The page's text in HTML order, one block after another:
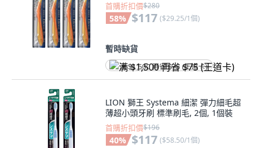
首購折扣價$280
58% $117 ($29.25/1個)
暫時缺貨
满 $1,500 再省 $75 (王道卡)
LION 獅王 Systema 細潔 彈力細毛超
薄超小頭牙刷 標準刷毛, 2個, 1個裝
首購折扣價$196
40% $117 ($58.50/1個)